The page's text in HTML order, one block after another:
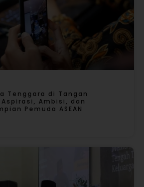
Tenggara di Tangan
Ambisi, dan
Pemuda ASEAN